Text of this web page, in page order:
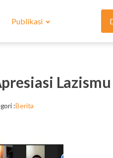
Publikasi
Lazismu
:Berita